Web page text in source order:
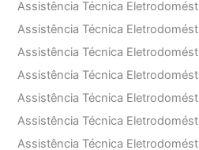
Assistência Técnica
Assistência Técnica
Assistência Técnica
Assistência Técnica
Assistência Técnica
Assistência Técnica
Assistência Técnica